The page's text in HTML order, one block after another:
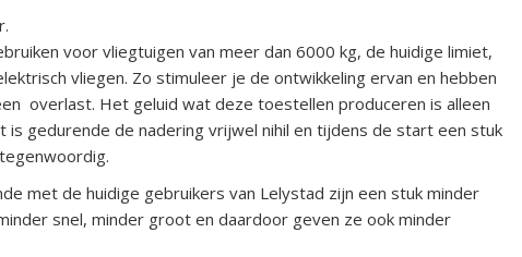
voor vliegtuigen van meer dan 6000 kg, de huidige limiet,
vliegen. Zo stimuleer je de ontwikkeling ervan en hebben
overlast. Het geluid wat deze toestellen produceren is alleen
is gedurende de nadering vrijwel nihil en tijdens de start een stuk
met de huidige gebruikers van Lelystad zijn een stuk minder
snel, minder groot en daardoor geven ze ook minder